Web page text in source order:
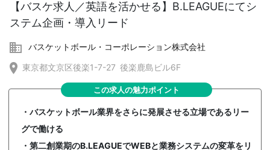
【バスケ求人／英語を活かせる】B.LEAGUEにてシ
ステム企画・導入リード
バスケットボール・コーポレーション株式会社
東京都文京区後楽1-7-27 後楽鹿島ビル6F
この求人の魅力ポイント
・バスケットボール業界をさらに発展させる立場であるリー
グで働ける
・第二創業期のB.LEAGUEでWEBと業務システムの変革をリ